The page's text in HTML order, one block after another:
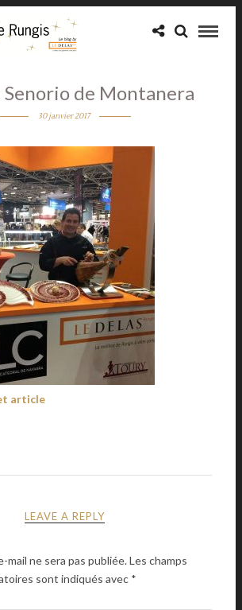
Senorio de Montanera
30 janvier 2017
article
LEAVE A REPLY
mail ne sera pas publiée.Les champs
sont indiqués avec *